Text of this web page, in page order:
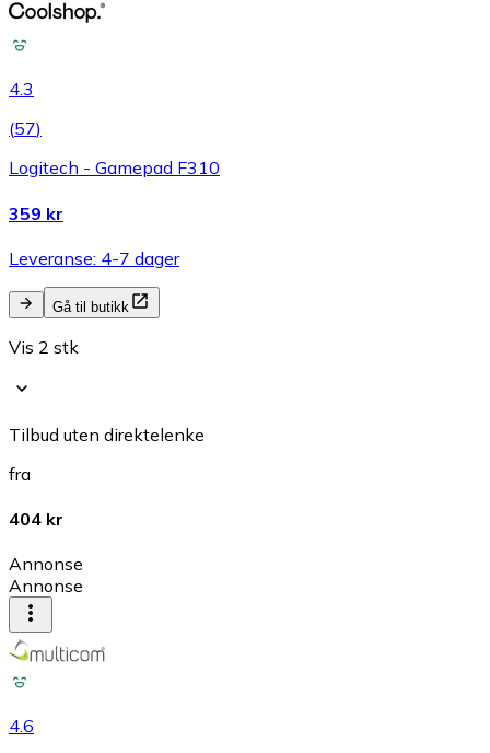
4.3
(57)
Logitech - Gamepad F310
359 kr
Leveranse: 4-7 dager
Gå til butikk
Vis 2 stk
Tilbud uten direktelenke
fra
404 kr
Annonse
Annonse
4.6